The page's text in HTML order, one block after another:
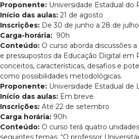
Proponente: Universidade Estadual do
Início das aulas: 21 de agosto
Inscrições: De 30 de junho a 28 de julho
Carga-horária: 90h
Conteúdo: O curso aborda discussões
e pressupostos da Educação Digital em
conceitos, características, desafios e
como possibilidades metodológicas.
Proponente: Universidade Estadual de
Início das aulas: Em breve
Inscrições: Até 22 de setembro
Carga horária: 90h
Conteúdo: O curso terá quatro
seguintes temas: “O professor